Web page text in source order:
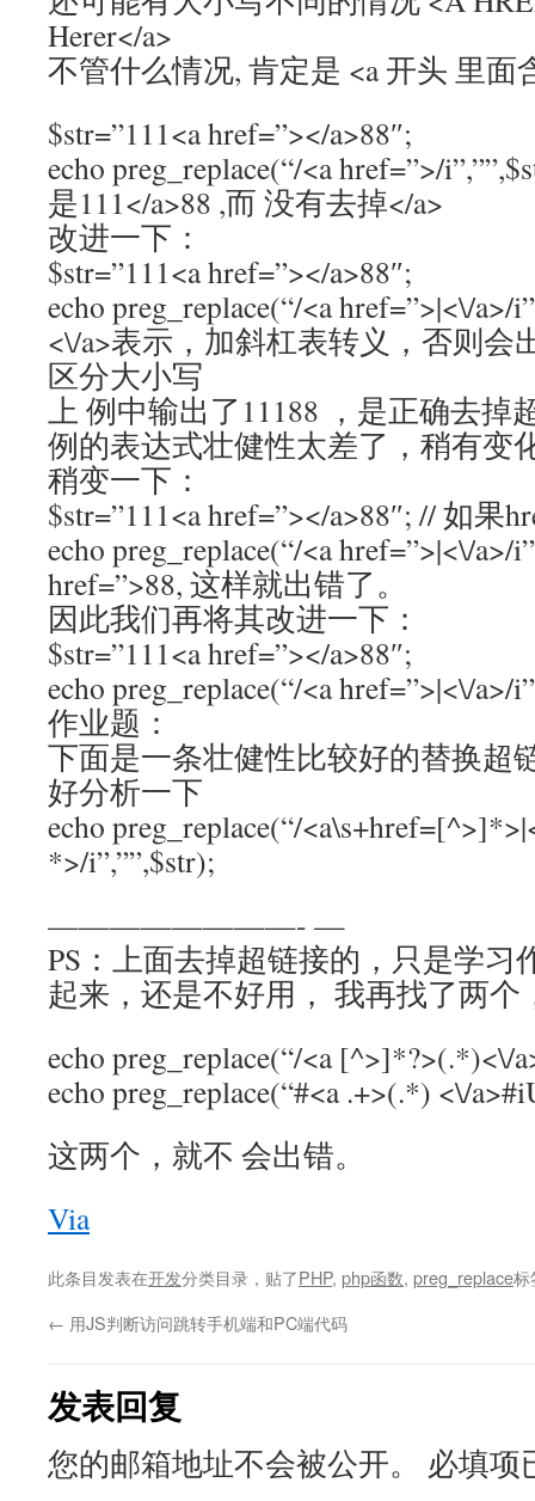
Herer</a>
不管什么情况, 肯定是 <a 开头 里面
$str=”111<a href=”></a>88″;
echo preg_replace(“/<a href=”>/
是111</a>88 ,而 没有去掉</a>
改进一下：
$str=”111<a href=”></a>88″;
echo preg_replace(“/<a href=”>|<\/a>/
<\/a>表示，加斜杠表转义，否则会
区分大小写
上 例中输出了11188 ，是正确去掉
例的表达式壮健性太差了，稍有变
稍变一下：
$str=”111<a href=”></a>88″; // 如果
echo preg_replace(“/<a href=”>|<\/a>/
href=”>88, 这样就出错了。
因此我们再将其改进一下：
$str=”111<a href=”></a>88″;
echo preg_replace(“/<a href=”>|<\/a>/
作业题：
下面是一条壮健性比较好的替换超
好分析一下
echo preg_replace(“/
*>/i”,””,$str);
————————- —
PS：上面去掉超链接的，只是学习
起来，还是不好用， 我再找了两个
echo preg_replace(“/<a [^>]*?>(.*)<\/
echo preg_replace(“#<a .+>(.*) <\/
这两个，就不 会出错。
Via
此条目发表在开发分类目录，贴了PHP, php函数, preg_replace标
← 用JS判断访问跳转手机端和PC端代码
发表回复
您的邮箱地址不会被公开。 必填项